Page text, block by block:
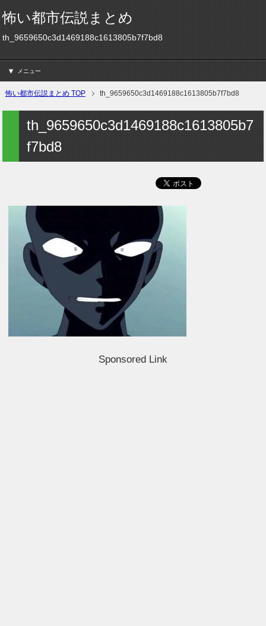
怖い都市伝説まとめ
th_9659650c3d1469188c1613805b7f7bd8
メニュー
怖い都市伝説まとめ TOP th_9659650c3d1469188c1613805b7f7bd8
th_9659650c3d1469188c1613805b7
f7bd8
Sponsored Link